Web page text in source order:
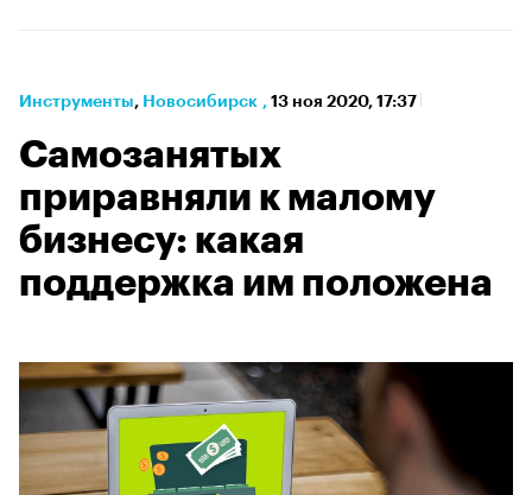
Инструменты⁠, Новосибирск , 13 ноя 2020, 17:37
Самозанятых
приравняли к малому
бизнесу: какая
поддержка им положена